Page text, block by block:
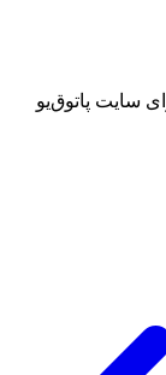
سایت پاتوق‌یو